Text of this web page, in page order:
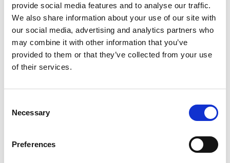
provide social media features and to analyse our traffic.
We also share information about your use of our site with
our social media, advertising and analytics partners who
may combine it with other information that you’ve
provided to them or that they’ve collected from your use
of their services.
Selection
Necessary
Preferences
Transport løftehøjde:6,3" tommer
Driftsspænding:12V
Materiale: Aluminium
Mekanisk tilt/justering af motorvinkel:Ja, op til 30
grader hældning (giver mulighed for optimal trim og er
Længde, bredde, højde:
Kompletmed betjeningspanel til styrepositionen, relæ og
Eksemplet i videoen viser en større model.